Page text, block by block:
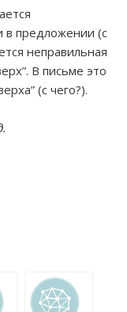
в предложении (с
неправильная
В письме это
(с чего?).